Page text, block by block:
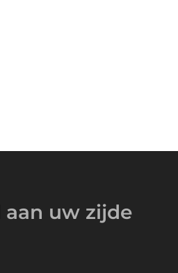
aan uw zijde